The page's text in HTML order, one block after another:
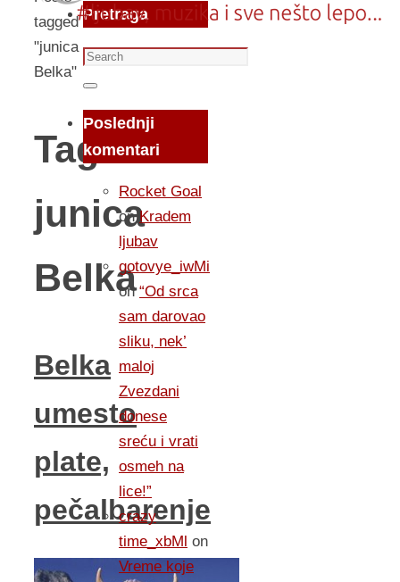
tagged
"junica
Belka"
Tag:
junica
Belka
Belka
umesto
plate,
pečalbarenje
Pretraga
Search
for:
Search
Poslednji
komentari
Rocket Goal
on Kradem
ljubav
gotovye_iwMi
on“Od srca
sam darovao
sliku, nek’
maloj
Zvezdani
donese
sreću i vrati
osmeh na
lice!”
crazy
time_xbMl on
Vreme koje